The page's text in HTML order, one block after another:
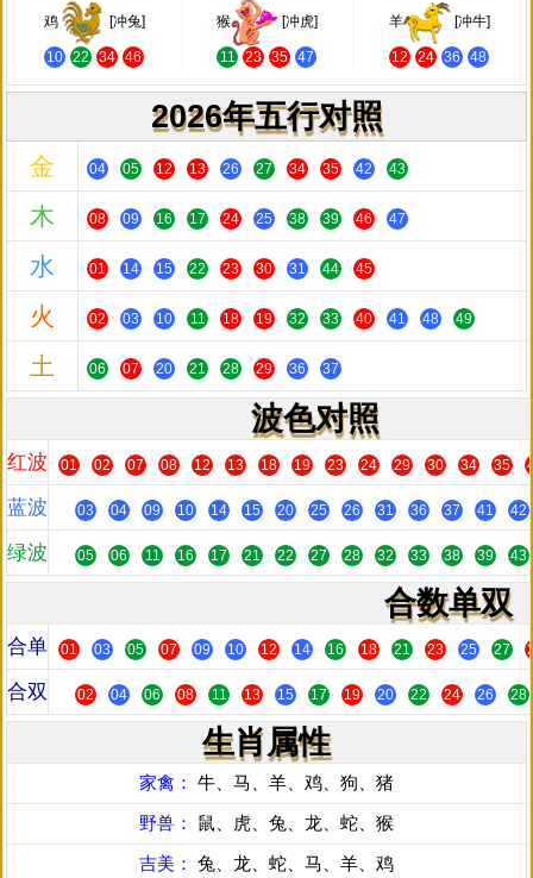
鸡 [冲兔]
10 22 34 46
猴 [冲虎]
11 23 35 47
羊 [冲牛]
12 24 36 48
2026年五行对照
金 04 05 12 13 26 27 34 35 42 43
木 08 09 16 17 24 25 38 39 46 47
水 01 14 15 22 23 30 31 44 45
火 02 03 10 11 18 19 32 33 40 41 48 49
土 06 07 20 21 28 29 36 37
波色对照
红波 01 02 07 08 12 13 18 19 23 24 29 30 34 35
蓝波 03 04 09 10 14 15 20 25 26 31 36 37 41 42
绿波 05 06 11 16 17 21 22 27 28 32 33 38 39 43
合数单双
合单 01 03 05 07 09 10 12 14 16 18 21 23 25 27
合双 02 04 06 08 11 13 15 17 19 20 22 24 26 28
生肖属性
家禽： 牛、马、羊、鸡、狗、猪
野兽： 鼠、虎、兔、龙、蛇、猴
吉美： 兔、龙、蛇、马、羊、鸡